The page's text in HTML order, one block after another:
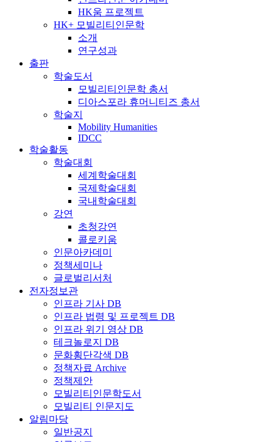
HK움 프로젝트
HK+ 모빌리티인문학
소개
연구성과
출판
학술도서
모빌리티인문학 총서
디아스포라 휴머니티즈 총서
학술지
Mobility Humanities
IDCC
학술활동
학술대회
세계학술대회
국제학술대회
국내학술대회
강연
초청강연
콜로키움
인문아카데미
정책세미나
글로벌리서처
전자정보관
인프라 기사 DB
인프라 법령 및 프로젝트 DB
인프라 위기 영상 DB
테크놀로지 DB
문화횡단각색 DB
정책자료 Archive
정책제안
모빌리티인문학도서
모빌리티 인문지도
알림마당
일반공지